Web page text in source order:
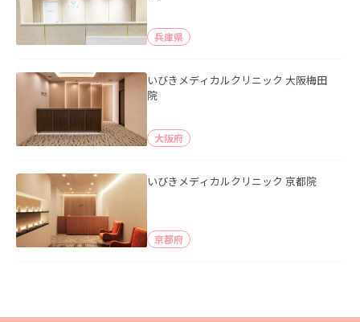
兵庫県
いびきメディカルクリニック 大阪梅田
院
大阪府
いびきメディカルクリニック 京都院
京都府